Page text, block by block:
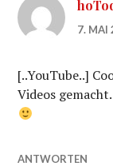
7. MAI
[..YouTube..]
Videos
ANTWORTEN